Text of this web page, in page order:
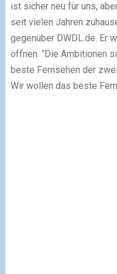
ist sicher neu für uns,
seit vielen Jahren
gegenüber DWDL.de. Er
öffnen. “Die Ambitionen
beste Fernsehen der
Wir wollen das beste